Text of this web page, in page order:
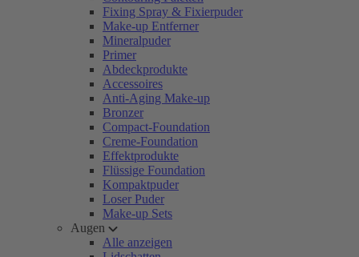
Fixing Spray & Fixierpuder
Make-up Entferner
Mineralpuder
Primer
Abdeckprodukte
Accessoires
Anti-Aging Make-up
Bronzer
Compact-Foundation
Creme-Foundation
Effektprodukte
Flüssige Foundation
Kompaktpuder
Loser Puder
Make-up Sets
Augen
Alle anzeigen